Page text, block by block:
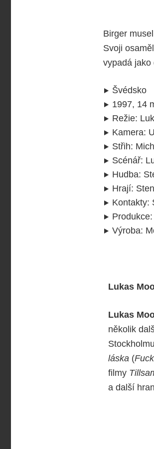
Birger
Svoji
vypadá jako
Švédsko
1997, 14
Režie:
Kamera:
Střih:
Scénář:
Hudba:
Hrají:
Kontakty:
Produkce:
Výroba:
Lukas
Lukas
několik
láska (
filmy
a další